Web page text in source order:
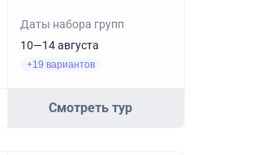
Даты набора групп
10—14 августа
+19 вариантов
Смотреть тур